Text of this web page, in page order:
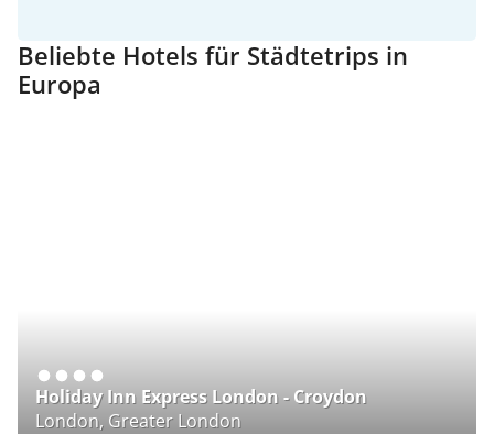
Beliebte Hotels für Städtetrips in
Europa
Holiday Inn Express London - Croydon
London, Greater London